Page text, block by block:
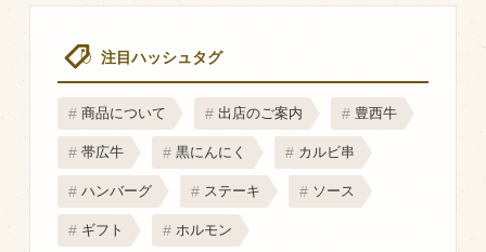
注目ハッシュタグ
商品について 出店のご案内 豊西牛
帯広牛 黒にんにく カルビ串
ハンバーグ ステーキ ソース
ギフト ホルモン
個人のお客様
法人のお客様
Facebook